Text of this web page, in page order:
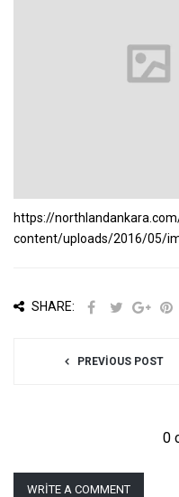
https://
content/uploads/2016/05/
SHARE:
PREVIOUS POST
0
WRITE A COMMENT